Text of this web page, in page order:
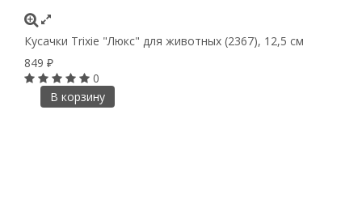
Кусачки Trixie "Люкс" для животных (2367), 12,5 см
849 ₽
0
В корзину